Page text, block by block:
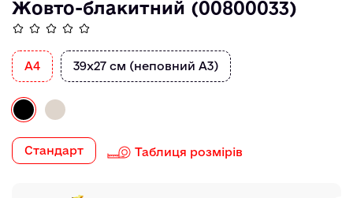
Жовто-блакитний (00800033)
A4 39х27 см (неповний А3)
Стандарт Таблиця розмірів